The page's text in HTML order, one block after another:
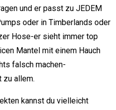
und er passt zu JEDEM
oder in Timberlands oder
Hose-er sieht immer top
Mantel mit einem Hauch
falsch machen-
zu allem.
kannst du vielleicht